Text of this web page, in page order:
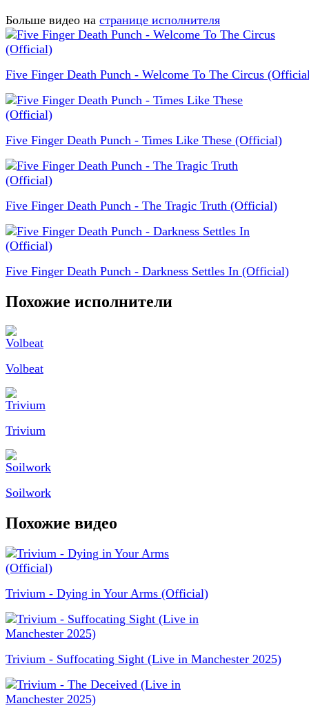
Больше видео на странице исполнителя
Five Finger Death Punch - Welcome To The Circus
Five Finger Death Punch - Times Like These (Official)
Five Finger Death Punch - The Tragic Truth (Official)
Five Finger Death Punch - Darkness Settles In (Official)
Похожие исполнители
Volbeat
Trivium
Soilwork
Похожие видео
Trivium - Dying in Your Arms (Official)
Trivium - Suffocating Sight (Live in Manchester 2025)